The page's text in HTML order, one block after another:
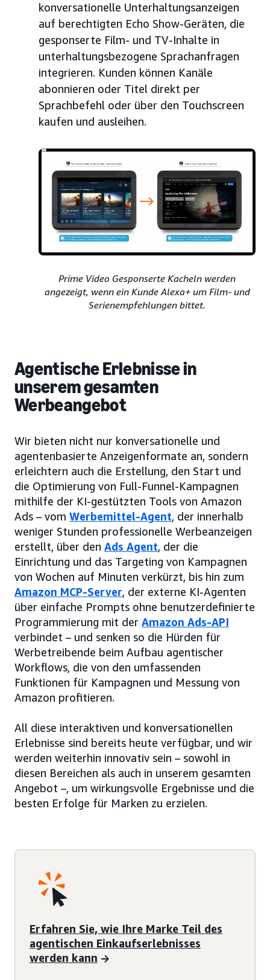
konversationelle Unterhaltungsanzeigen
auf berechtigten Echo Show-Geräten, die
gesponserte Film- und TV-Inhalte in
unterhaltungsbezogene Sprachanfragen
integrieren. Kunden können Kanäle
abonnieren oder Titel direkt per
Sprachbefehl oder über den Touchscreen
kaufen und ausleihen.
Prime Video Gesponserte Kacheln werden
angezeigt, wenn ein Kunde Alexa+ um Film- und
Serienempfehlungen bittet.
Agentische Erlebnisse in
unserem gesamten
Werbeangebot
Wir bieten nicht nur konversationelle und
agentenbasierte Anzeigenformate an, sondern
erleichtern auch die Erstellung, den Start und
die Optimierung von Full-Funnel-Kampagnen
mithilfe der KI-gestützten Tools von Amazon
Ads – vom Werbemittel-Agent, der innerhalb
weniger Stunden professionelle Werbeanzeigen
erstellt, über den Ads Agent, der die
Einrichtung und das Targeting von Kampagnen
von Wochen auf Minuten verkürzt, bis hin zum
Amazon MCP-Server, der externe KI-Agenten
über einfache Prompts ohne benutzerdefinierte
Programmierung mit der Amazon Ads-API
verbindet – und senken so die Hürden für
Werbetreibende beim Aufbau agentischer
Workflows, die von den umfassenden
Funktionen für Kampagnen und Messung von
Amazon profitieren.
All diese interaktiven und konversationellen
Erlebnisse sind bereits heute verfügbar, und wir
werden weiterhin innovativ sein – sowohl in
diesen Bereichen als auch in unserem gesamten
Angebot –, um wirkungsvolle Ergebnisse und die
besten Erfolge für Marken zu erzielen.
Erfahren Sie, wie Ihre Marke Teil des
agentischen Einkaufserlebnisses
werden kann